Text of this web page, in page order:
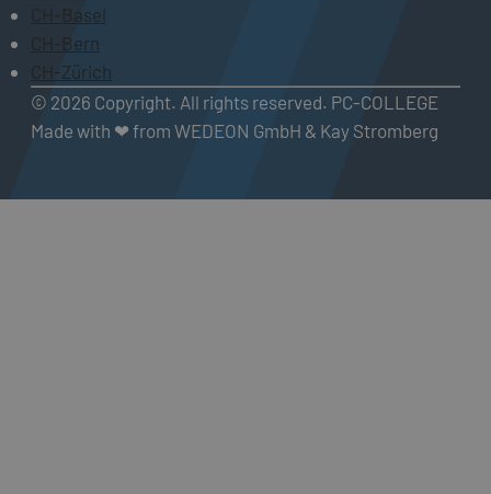
CH-Basel
CH-Bern
CH-Zürich
© 2026 Copyright. All rights reserved. PC-COLLEGE
Made with ❤ from WEDEON GmbH & Kay Stromberg